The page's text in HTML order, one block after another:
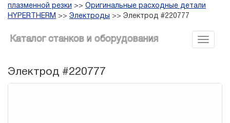
плазменной резки >> Оригинальные расходные детали
HYPERTHERM >> Электроды >> Электрод #220777
Каталог станков и оборудования
Электрод #220777